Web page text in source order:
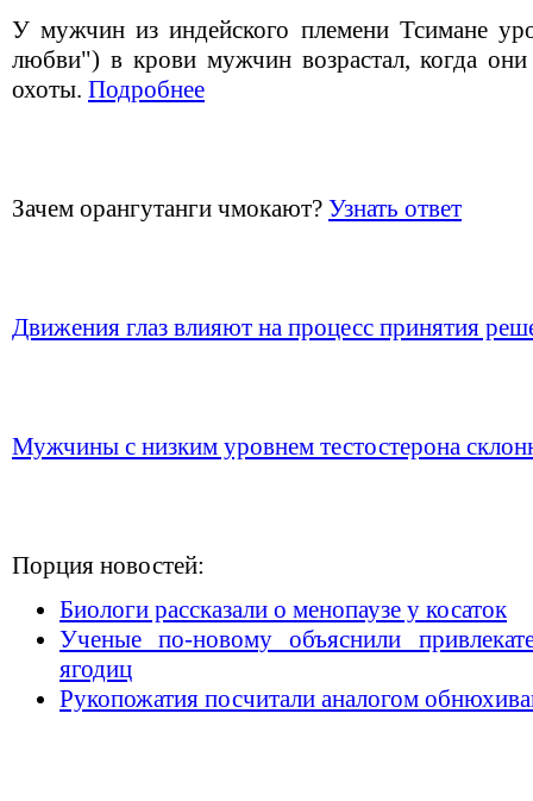
У мужчин из индейского племени Тсимане
любви") в крови мужчин возрастал, когда
охоты. Подробнее
Зачем орангутанги чмокают? Узнать ответ
Движения глаз влияют на процесс принятия
Мужчины с низким уровнем тестостерона
Порция новостей:
Биологи рассказали о менопаузе у косаток
Ученые по-новому объяснили
ягодиц
Рукопожатия посчитали аналогом